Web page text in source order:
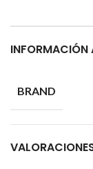
INFORMACIÓN
BRAND